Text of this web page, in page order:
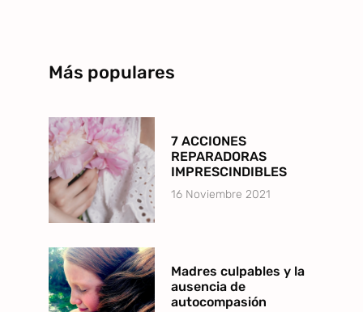
Más populares
7 ACCIONES
REPARADORAS
IMPRESCINDIBLES
16 Noviembre 2021
Madres culpables y la
ausencia de
autocompasión